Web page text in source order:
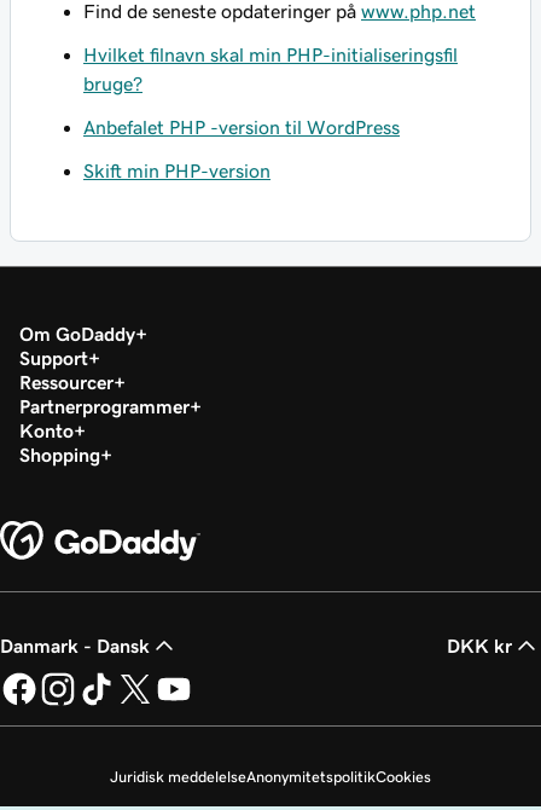
Find de seneste opdateringer på www.php.net
Hvilket filnavn skal min PHP-initialiseringsfil
bruge?
Anbefalet PHP -version til WordPress
Skift min PHP-version
Om GoDaddy
Support
Ressourcer
Partnerprogrammer
Konto
Shopping
Danmark - Dansk DKK kr
Juridisk meddelelseAnonymitetspolitikCookies